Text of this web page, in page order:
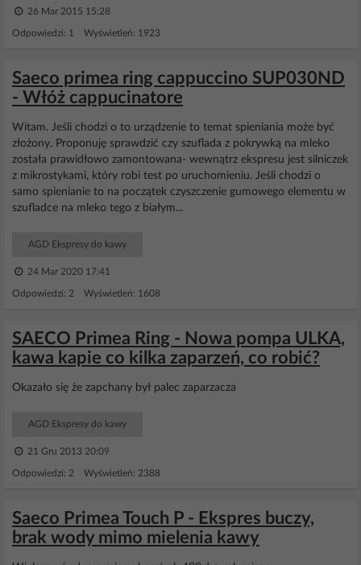
26 Mar 2015 15:28
Odpowiedzi: 1 Wyświetleń: 1923
Saeco primea ring cappuccino SUP030ND
- Włóż cappucinatore
Witam. Jeśli chodzi o to urządzenie to temat spieniania może być
złożony. Proponuję sprawdzić czy szuflada z pokrywką na mleko
została prawidłowo zamontowana- wewnątrz ekspresu jest silniczek
z mikrostykami, który robi test po uruchomieniu. Jeśli chodzi o
samo spienianie to na początek czyszczenie gumowego elementu w
szufladce na mleko tego z białym...
AGD Ekspresy do kawy
24 Mar 2020 17:41
Odpowiedzi: 2 Wyświetleń: 1608
SAECO Primea Ring - Nowa pompa ULKA,
kawa kapie co kilka zaparzeń, co robić?
Okazało się że zapchany był palec zaparzacza
AGD Ekspresy do kawy
21 Gru 2013 20:09
Odpowiedzi: 2 Wyświetleń: 2388
Saeco Primea Touch P - Ekspres buczy,
brak wody mimo mielenia kawy